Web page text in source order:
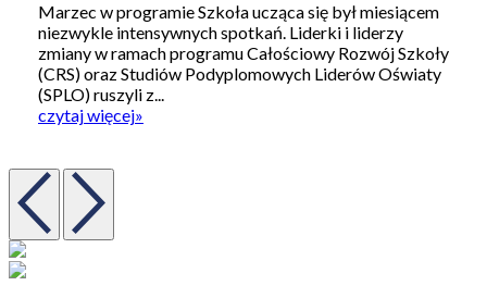
Marzec w programie Szkoła ucząca się był miesiącem
niezwykle intensywnych spotkań. Liderki i liderzy
zmiany w ramach programu Całościowy Rozwój Szkoły
(CRS) oraz Studiów Podyplomowych Liderów Oświaty
(SPLO) ruszyli z...
czytaj więcej»